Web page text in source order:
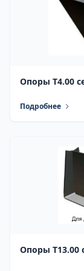
Опоры
Подробнее
Опоры Т13.00